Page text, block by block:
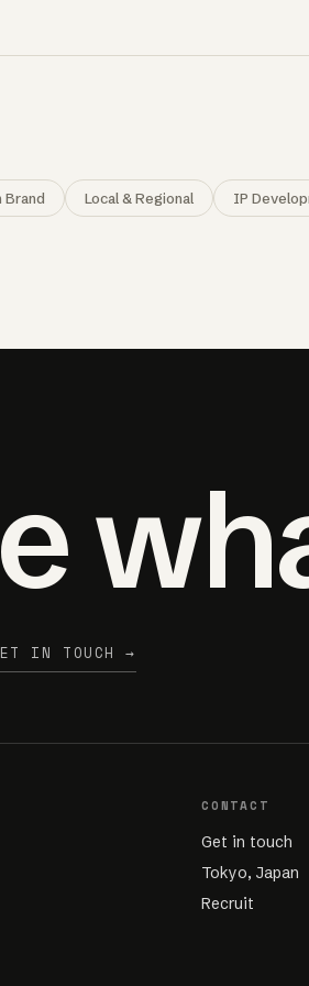
Brand Local & Regional IP
IN TOUCH →
CONTACT
Get in touch
Tokyo, Japan
Recruit